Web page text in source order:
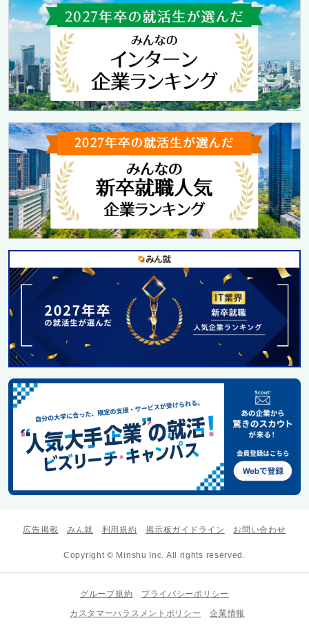
広告掲載 みん就 利用規約 掲示板ガイドライン お問い合わせ
Copyright © Minshu Inc. All rights reserved.
グループ規約
プライバシーポリシー
カスタマーハラスメントポリシー
企業情報